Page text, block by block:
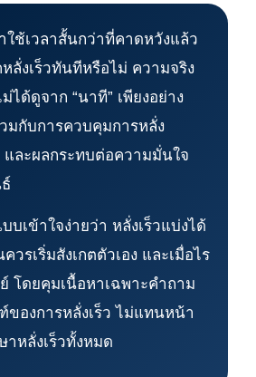
ใช้เวลาสั้นกว่าที่คาดหวังแล้ว
ลั่งเร็วทันทีหรือไม่ ความจริง
ได้ดูจาก “นาที” เพียงอย่าง
มกับการควบคุมการหลั่ง
ละผลกระทบต่อความมั่นใจ
เข้าใจง่ายว่า หลั่งเร็วแบ่งได้
วรเริ่มสังเกตตัวเอง และเมื่อไร
โดยคุมเนื้อหาเฉพาะคำถาม
ของการหลั่งเร็ว ไม่แทนหน้า
าหลั่งเร็วทั้งหมด